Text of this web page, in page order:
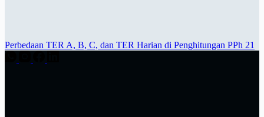
Perbedaan TER A, B, C, dan TER Harian di Penghitungan PPh 21